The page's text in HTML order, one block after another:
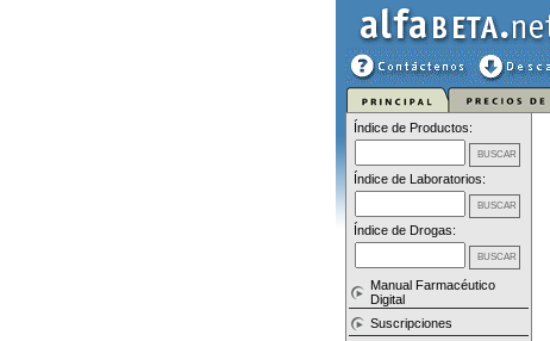
Índice de Productos:
Índice de Laboratorios:
Índice de Drogas:
Manual Farmacéutico
Digital
Suscripciones